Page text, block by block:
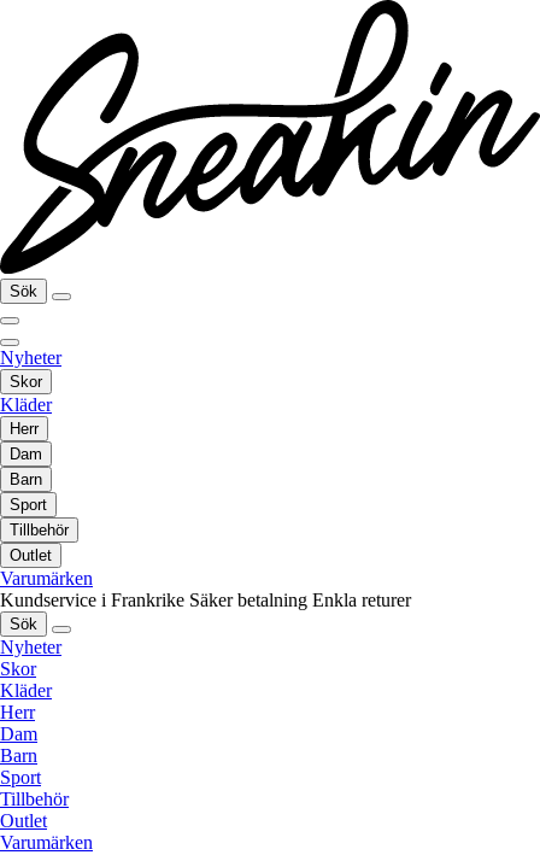
Sök
Nyheter
Skor
Kläder
Herr
Dam
Barn
Sport
Tillbehör
Outlet
Varumärken
Kundservice i Frankrike Säker betalning Enkla returer
Sök
Nyheter
Skor
Kläder
Herr
Dam
Barn
Sport
Tillbehör
Outlet
Varumärken